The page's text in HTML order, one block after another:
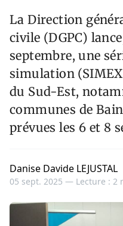
La Direction
civile (DGPC)
septembre, une
simulation
du Sud-Est,
communes de
prévues les 6 et 8
Danise Davide LEJUSTAL
05 sept. 2025 — Lecture : 2